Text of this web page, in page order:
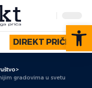
DIREKT PRIČE
>
gradovima u svetu